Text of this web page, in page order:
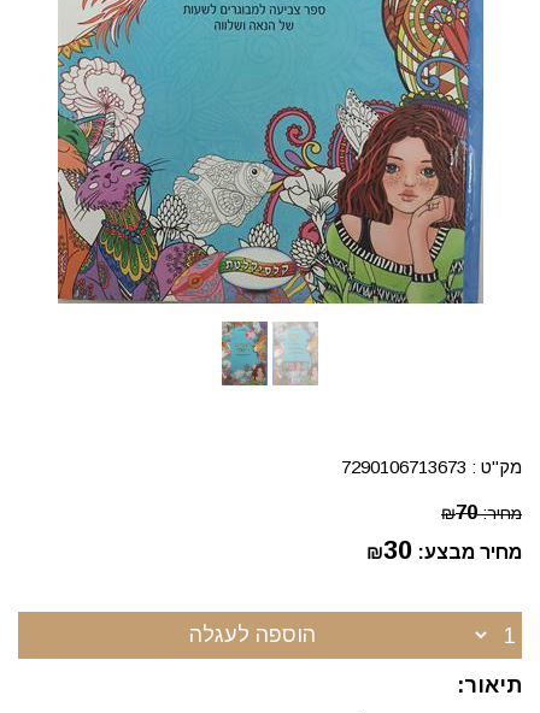
מק"ט : 7290106713673
מחיר: ₪70
מחיר מבצע: ₪30
הוספה לעגלה
תיאור: